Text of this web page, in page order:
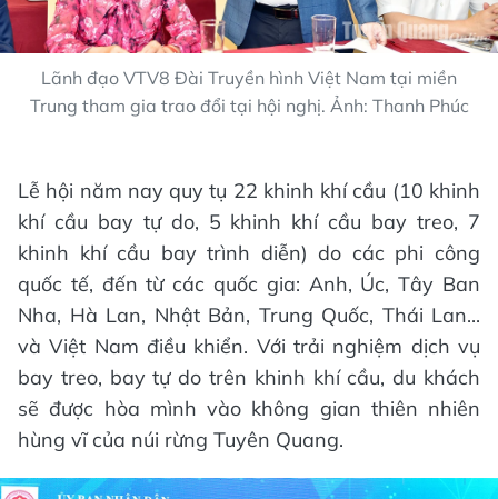
Lãnh đạo VTV8 Đài Truyền hình Việt Nam tại miền
Trung tham gia trao đổi tại hội nghị. Ảnh: Thanh Phúc
Lễ hội năm nay quy tụ 22 khinh khí cầu (10 khinh
khí cầu bay tự do, 5 khinh khí cầu bay treo, 7
khinh khí cầu bay trình diễn) do các phi công
quốc tế, đến từ các quốc gia: Anh, Úc, Tây Ban
Nha, Hà Lan, Nhật Bản, Trung Quốc, Thái Lan...
và Việt Nam điều khiển. Với trải nghiệm dịch vụ
bay treo, bay tự do trên khinh khí cầu, du khách
sẽ được hòa mình vào không gian thiên nhiên
hùng vĩ của núi rừng Tuyên Quang.